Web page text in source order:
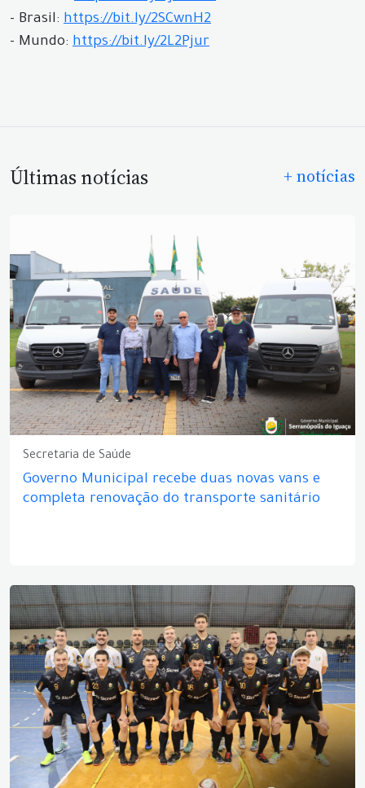
- Brasil: https://bit.ly/2SCwnH2
- Mundo: https://bit.ly/2L2Pjur
Últimas notícias + notícias
Secretaria de Saúde
Governo Municipal recebe duas novas vans e
completa renovação do transporte sanitário